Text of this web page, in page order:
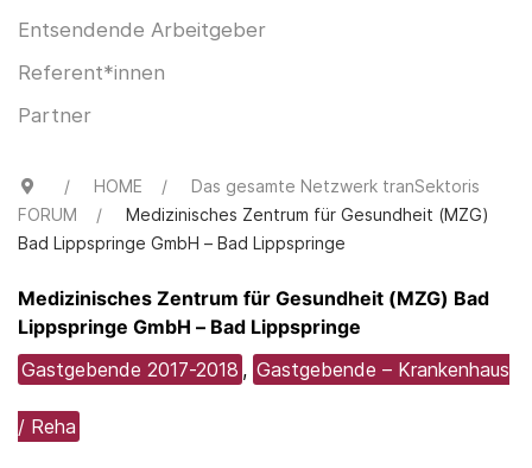
Entsendende Arbeitgeber
Referent*innen
Partner
HOME
Das gesamte Netzwerk tranSektoris
FORUM
Medizinisches Zentrum für Gesundheit (MZG)
Bad Lippspringe GmbH – Bad Lippspringe
Medizinisches Zentrum für Gesundheit (MZG) Bad
Lippspringe GmbH – Bad Lippspringe
Gastgebende 2017-2018 , Gastgebende – Krankenhaus
/ Reha